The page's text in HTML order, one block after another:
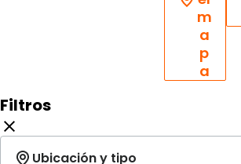
m
a
p
a
Filtros